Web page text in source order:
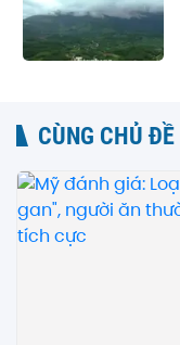
CÙNG CHỦ ĐỀ